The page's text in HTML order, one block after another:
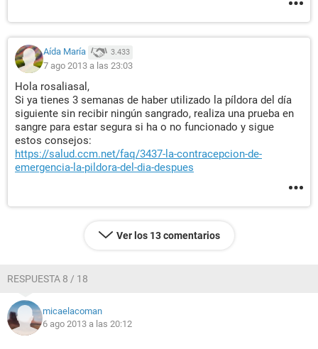
Aída María 3.433
7 ago 2013 a las 23:03
Hola rosaliasal,
Si ya tienes 3 semanas de haber utilizado la píldora del día
siguiente sin recibir ningún sangrado, realiza una prueba en
sangre para estar segura si ha o no funcionado y sigue
estos consejos:
https://salud.ccm.net/faq/3437-la-contracepcion-de-
emergencia-la-pildora-del-dia-despues
Ver los 13 comentarios
RESPUESTA 8 / 18
micaelacoman
6 ago 2013 a las 20:12